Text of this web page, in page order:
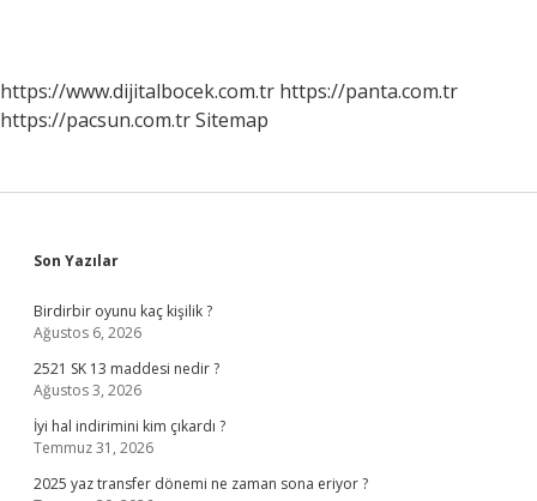
https://www.dijitalbocek.com.tr https://panta.com.tr
https://pacsun.com.trSitemap
Sidebar
Son Yazılar
Birdirbir oyunu kaç kişilik ?
Ağustos 6, 2026
2521 SK 13 maddesi nedir ?
Ağustos 3, 2026
İyi hal indirimini kim çıkardı ?
Temmuz 31, 2026
2025 yaz transfer dönemi ne zaman sona eriyor ?